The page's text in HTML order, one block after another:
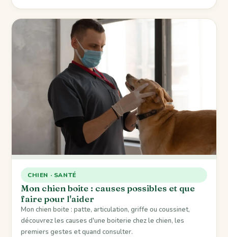
CHIEN · SANTÉ
Mon chien boite : causes possibles et que
faire pour l'aider
Mon chien boite : patte, articulation, griffe ou coussinet,
découvrez les causes d'une boiterie chez le chien, les
premiers gestes et quand consulter.